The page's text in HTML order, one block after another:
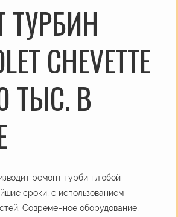
ТУРБИН
CHEVETTE
ТЫС. В
ремонт турбин любой
сроки, с использованием
Современное оборудование,